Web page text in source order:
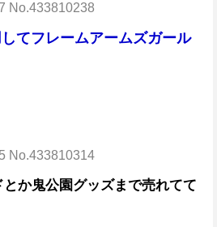
No.433810238
てフレームアームズガール
No.433810314
か鬼公園グッズまで売れてて